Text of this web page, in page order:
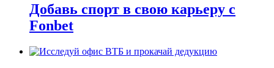
Добавь спорт в свою карьеру с
Fonbet